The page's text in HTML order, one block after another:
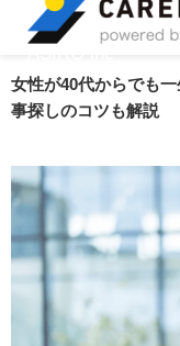
女性が40代からでも
事探しのコツも解説